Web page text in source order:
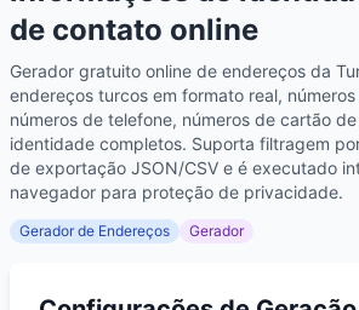
de contato online
Gerador gratuito online de endereços da
endereços turcos em formato real,
números de telefone, números de cartão
identidade completos. Suporta filtragem
de exportação JSON/CSV e é executado
navegador para proteção de privacidade.
Gerador de Endereços Gerador